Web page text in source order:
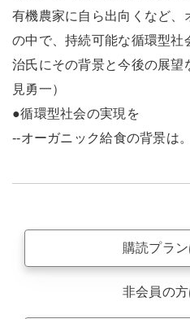
有機農家に自ら出向くなど、
の中で、持続可能な循環型社
治氏にその背景と今後の展望
見勇一）
●循環型社会の実現を
--オーガニック給食の背景は。
購読プラ
非会員の